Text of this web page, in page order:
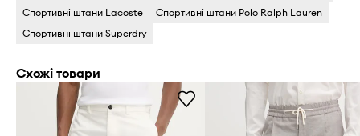
Спортивні штани Lacoste
Спортивні штани Polo Ralph Lauren
Спортивні штани Superdry
Схожі товари